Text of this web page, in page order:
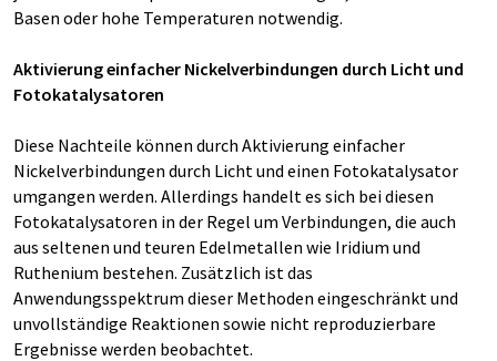
Basen oder hohe Temperaturen notwendig.
Aktivierung einfacher Nickelverbindungen durch Licht und
Fotokatalysatoren
Diese Nachteile können durch Aktivierung einfacher
Nickelverbindungen durch Licht und einen Fotokatalysator
umgangen werden. Allerdings handelt es sich bei diesen
Fotokatalysatoren in der Regel um Verbindungen, die auch
aus seltenen und teuren Edelmetallen wie Iridium und
Ruthenium bestehen. Zusätzlich ist das
Anwendungsspektrum dieser Methoden eingeschränkt und
unvollständige Reaktionen sowie nicht reproduzierbare
Ergebnisse werden beobachtet.